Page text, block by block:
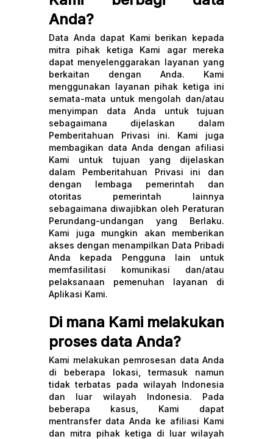
Anda?
Data Anda dapat Kami berikan kepada
mitra pihak ketiga Kami agar mereka
dapat menyelenggarakan layanan yang
berkaitan dengan Anda. Kami
menggunakan layanan pihak ketiga ini
semata-mata untuk mengolah dan/atau
menyimpan data Anda untuk tujuan
sebagaimana dijelaskan dalam
Pemberitahuan Privasi ini. Kami juga
membagikan data Anda dengan afiliasi
Kami untuk tujuan yang dijelaskan
dalam Pemberitahuan Privasi ini dan
dengan lembaga pemerintah dan
otoritas pemerintah lainnya
sebagaimana diwajibkan oleh Peraturan
Perundang-undangan yang Berlaku.
Kami juga mungkin akan memberikan
akses dengan menampilkan Data Pribadi
Anda kepada Pengguna lain untuk
memfasilitasi komunikasi dan/atau
pelaksanaan pemenuhan layanan di
Aplikasi Kami.
Di mana Kami melakukan
proses data Anda?
Kami melakukan pemrosesan data Anda
di beberapa lokasi, termasuk namun
tidak terbatas pada wilayah Indonesia
dan luar wilayah Indonesia. Pada
beberapa kasus, Kami dapat
mentransfer data Anda ke afiliasi Kami
dan mitra pihak ketiga di luar wilayah